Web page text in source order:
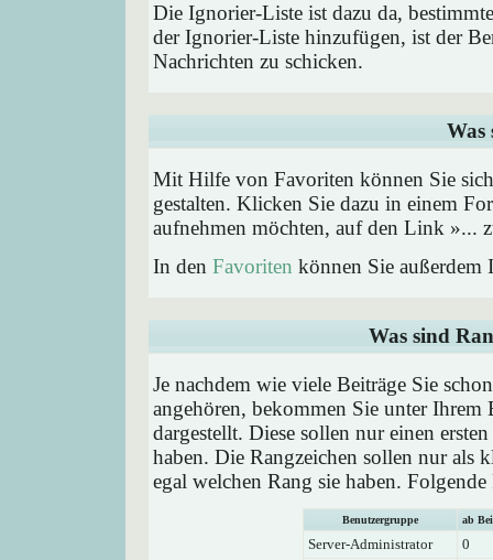
Die Ignorier-Liste ist dazu da,
der Ignorier-Liste hinzufügen, ist der
Nachrichten zu schicken.
Was
Mit Hilfe von Favoriten können Sie
gestalten. Klicken Sie dazu in einem
aufnehmen möchten, auf den Link »...
In den Favoriten können Sie
Was sind
Je nachdem wie viele Beiträge Sie
angehören, bekommen Sie unter Ihrem
dargestellt. Diese sollen nur einen
haben. Die Rangzeichen sollen nur als
egal welchen Rang sie haben.
Benutzergruppe ab
Server-Administrator
0